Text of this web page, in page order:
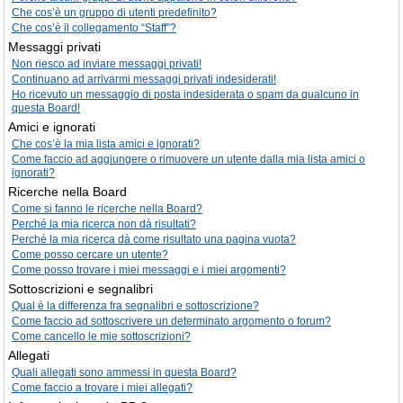
Che cos’è un gruppo di utenti predefinito?
Che cos’è il collegamento “Staff”?
Messaggi privati
Non riesco ad inviare messaggi privati!
Continuano ad arrivarmi messaggi privati indesiderati!
Ho ricevuto un messaggio di posta indesiderata o spam da qualcuno in
questa Board!
Amici e ignorati
Che cos’è la mia lista amici e ignorati?
Come faccio ad aggiungere o rimuovere un utente dalla mia lista amici o
ignorati?
Ricerche nella Board
Come si fanno le ricerche nella Board?
Perché la mia ricerca non dà risultati?
Perché la mia ricerca dà come risultato una pagina vuota?
Come posso cercare un utente?
Come posso trovare i miei messaggi e i miei argomenti?
Sottoscrizioni e segnalibri
Qual è la differenza fra segnalibri e sottoscrizione?
Come faccio ad sottoscrivere un determinato argomento o forum?
Come cancello le mie sottoscrizioni?
Allegati
Quali allegati sono ammessi in questa Board?
Come faccio a trovare i miei allegati?